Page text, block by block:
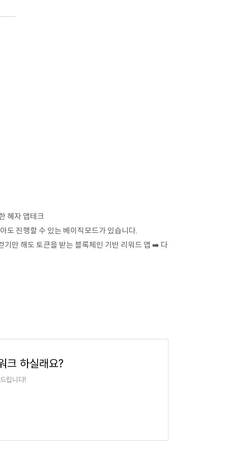
혜자 앱테크
진행할 수 있는 베이직모드가 있습니다.
만 해도 토큰을 받는 블록체인 기반 리워드 앱 ➡️ 다
크 하실래요?
립니다!